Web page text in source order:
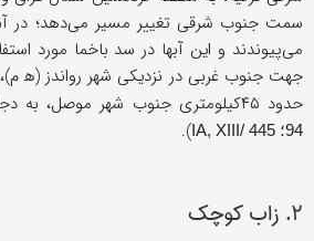
سمت جنوب شرقی تغییر مسیر می‌دهد؛ در
می‌پیوندند و این آبها در سد باخما مورد
جهت جنوب غربی در نزدیکی شهر رواندز (ه‍ م)،
حدود ۴۵کیلومتری جنوب شهر موصل، به دجله می‌پیوندد (کلانتر،
94؛ IA, XIII/ 445
).
۲. زاب کوچک